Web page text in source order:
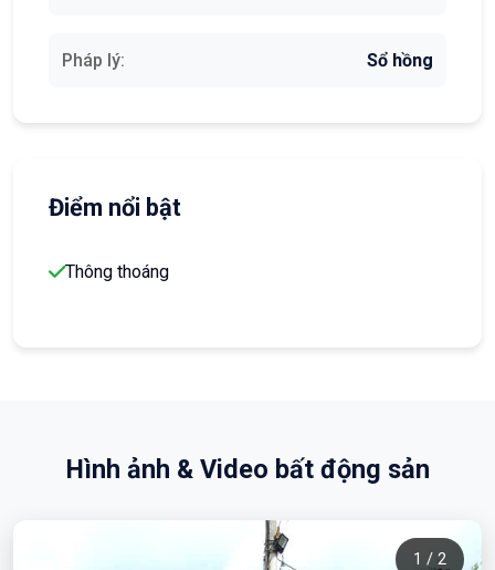
Pháp lý: Sổ hồng
Điểm nổi bật
Thông thoáng
Hình ảnh & Video bất động sản
1 / 2